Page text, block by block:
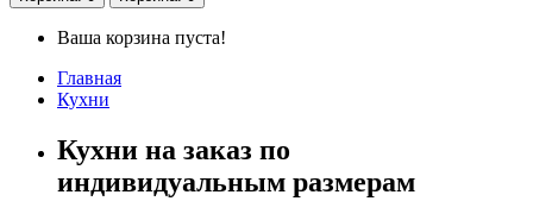
Ваша корзина пуста!
Главная
Кухни
Кухни на заказ по
индивидуальным размерам